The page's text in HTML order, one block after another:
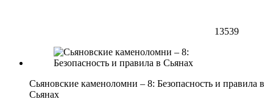
13539
Сьяновские каменоломни – 8: Безопасность и правила в
Сьянах